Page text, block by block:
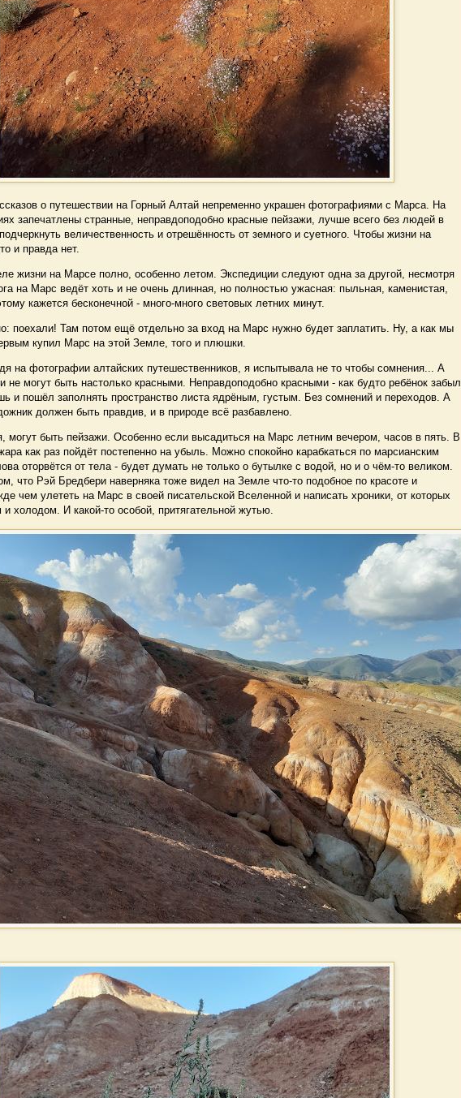
о путешествии на Горный Алтай непременно украшен фотографиями с Марса. На
запечатлены странные, неправдоподобно красные пейзажи, лучше всего без людей в
величественность и отрешённость от земного и суетного. Чтобы жизни на
и правда нет.
жизни на Марсе полно, особенно летом. Экспедиции следуют одна за другой, несмотря
на Марс ведёт хоть и не очень длинная, но полностью ужасная: пыльная, каменистая,
кажется бесконечной - много-много световых летних минут.
поехали! Там потом ещё отдельно за вход на Марс нужно будет заплатить. Ну, а как мы
купил Марс на этой Земле, того и плюшки.
на фотографии алтайских путешественников, я испытывала не то чтобы сомнения... А
не могут быть настолько красными. Неправдоподобно красными - как будто ребёнок забыл
и пошёл заполнять пространство листа ядрёным, густым. Без сомнений и переходов. А
должен быть правдив, и в природе всё разбавлено.
могут быть пейзажи. Особенно если высадиться на Марс летним вечером, часов в пять. В
как раз пойдёт постепенно на убыль. Можно спокойно карабкаться по марсианским
оторвётся от тела - будет думать не только о бутылке с водой, но и о чём-то великом.
что Рэй Бредбери наверняка тоже видел на Земле что-то подобное по красоте и
чем улететь на Марс в своей писательской Вселенной и написать хроники, от которых
и холодом. И какой-то особой, притягательной жутью.